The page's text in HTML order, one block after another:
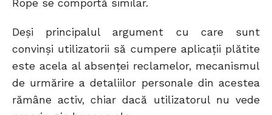
Rope se comportă similar.
Deși principalul argument cu care sunt
convinși utilizatorii să cumpere aplicații plătite
este acela al absenței reclamelor, mecanismul
de urmărire a detaliilor personale din acestea
rămâne activ, chiar dacă utilizatorul nu vede